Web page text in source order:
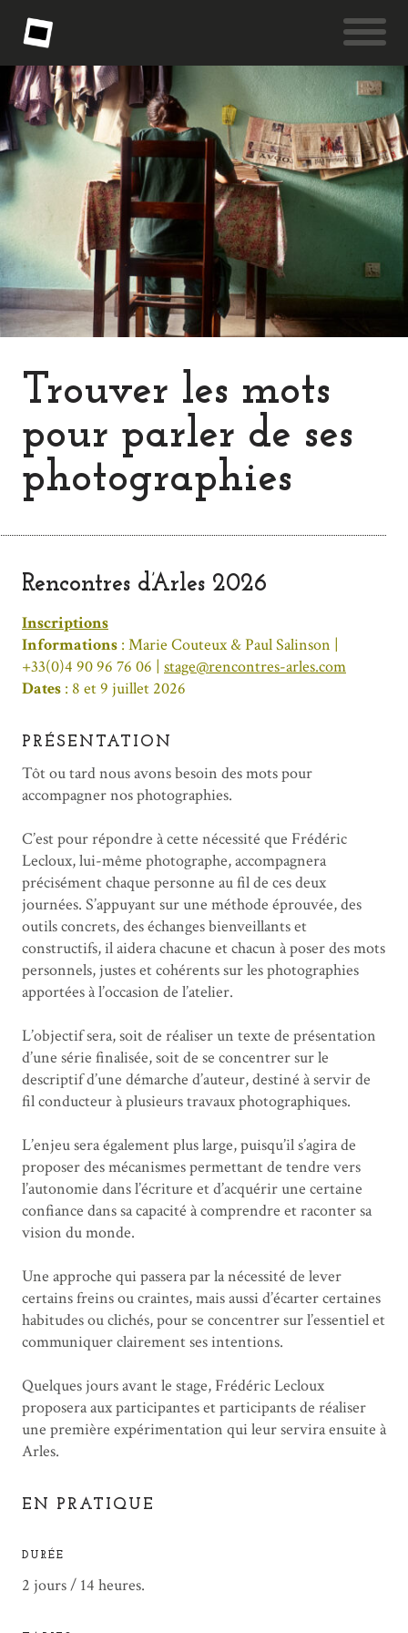
Trouver les mots
pour parler de ses
photographies
Rencontres d’Arles 2026
Inscriptions
Informations : Marie Couteux & Paul Salinson |
+33(0)4 90 96 76 06 | stage@rencontres-arles.com
Dates : 8 et 9 juillet 2026
PRÉSENTATION
Tôt ou tard nous avons besoin des mots pour
accompagner nos photographies.
C’est pour répondre à cette nécessité que Frédéric
Lecloux, lui-même photographe, accompagnera
précisément chaque personne au fil de ces deux
journées. S’appuyant sur une méthode éprouvée, des
outils concrets, des échanges bienveillants et
constructifs, il aidera chacune et chacun à poser des mots
personnels, justes et cohérents sur les photographies
apportées à l’occasion de l’atelier.
L’objectif sera, soit de réaliser un texte de présentation
d’une série finalisée, soit de se concentrer sur le
descriptif d’une démarche d’auteur, destiné à servir de
fil conducteur à plusieurs travaux photographiques.
L’enjeu sera également plus large, puisqu’il s’agira de
proposer des mécanismes permettant de tendre vers
l’autonomie dans l’écriture et d’acquérir une certaine
confiance dans sa capacité à comprendre et raconter sa
vision du monde.
Une approche qui passera par la nécessité de lever
certains freins ou craintes, mais aussi d’écarter certaines
habitudes ou clichés, pour se concentrer sur l’essentiel et
communiquer clairement ses intentions.
Quelques jours avant le stage, Frédéric Lecloux
proposera aux participantes et participants de réaliser
une première expérimentation qui leur servira ensuite à
Arles.
EN PRATIQUE
DURÉE
2 jours / 14 heures.